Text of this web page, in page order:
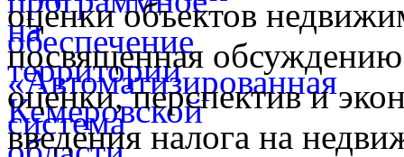
оценки объектов
посвященная обсуждению
оценки, перспектив и
введения налога на